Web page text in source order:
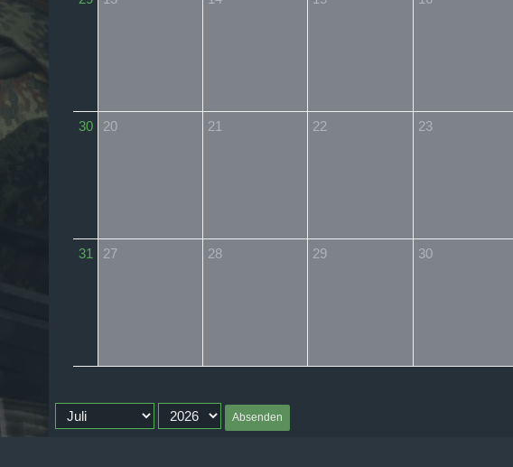
30 20 21 22 23
31 27 28 29 30
Absenden